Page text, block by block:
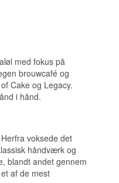
med fokus på
brouwcafé og
Cake og Legacy.
i hånd.
voksede det
håndværk og
blandt andet gennem
af de mest